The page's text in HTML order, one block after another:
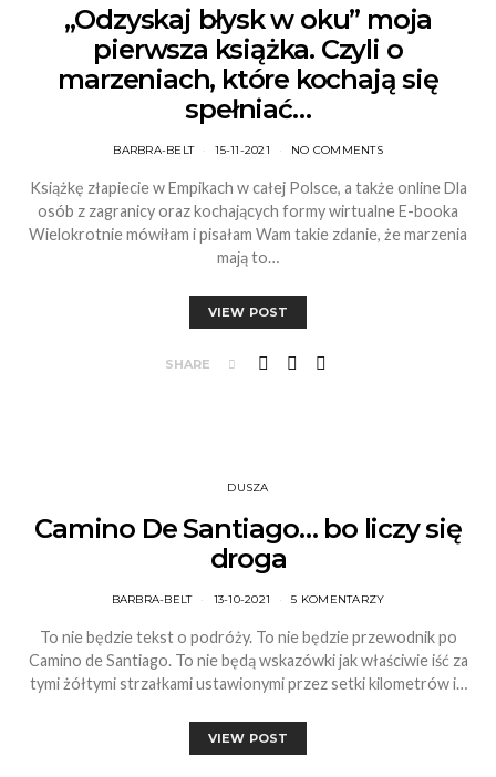
,,Odzyskaj błysk w oku” moja
pierwsza książka. Czyli o
marzeniach, które kochają się
spełniać…
BARBRA-BELT 15-11-2021 NO COMMENTS
Książkę złapiecie w Empikach w całej Polsce, a także online Dla
osób z zagranicy oraz kochających formy wirtualne E-booka
Wielokrotnie mówiłam i pisałam Wam takie zdanie, że marzenia
mają to…
VIEW POST
SHARE
DUSZA
Camino De Santiago… bo liczy się
droga
BARBRA-BELT 13-10-2021 5 KOMENTARZY
To nie będzie tekst o podróży. To nie będzie przewodnik po
Camino de Santiago. To nie będą wskazówki jak właściwie iść za
tymi żółtymi strzałkami ustawionymi przez setki kilometrów i…
VIEW POST